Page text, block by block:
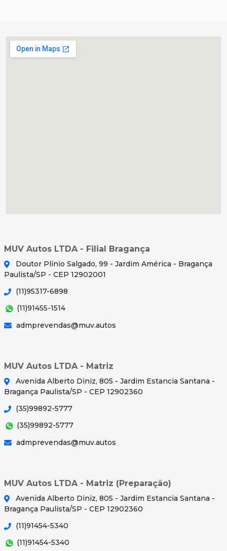
MUV Autos LTDA - Filial Bragança
Doutor Plínio Salgado, 99 - Jardim América - Bragança
Paulista/SP - CEP 12902001
(11)95317-6898
(11)91455-1514
admprevendas@muv.autos
MUV Autos LTDA - Matriz
Avenida Alberto Diniz, 805 - Jardim Estancia Santana -
Bragança Paulista/SP - CEP 12902360
(35)99892-5777
(35)99892-5777
admprevendas@muv.autos
MUV Autos LTDA - Matriz (Preparação)
Avenida Alberto Diniz, 805 - Jardim Estancia Santana -
Bragança Paulista/SP - CEP 12902360
(11)91454-5340
(11)91454-5340